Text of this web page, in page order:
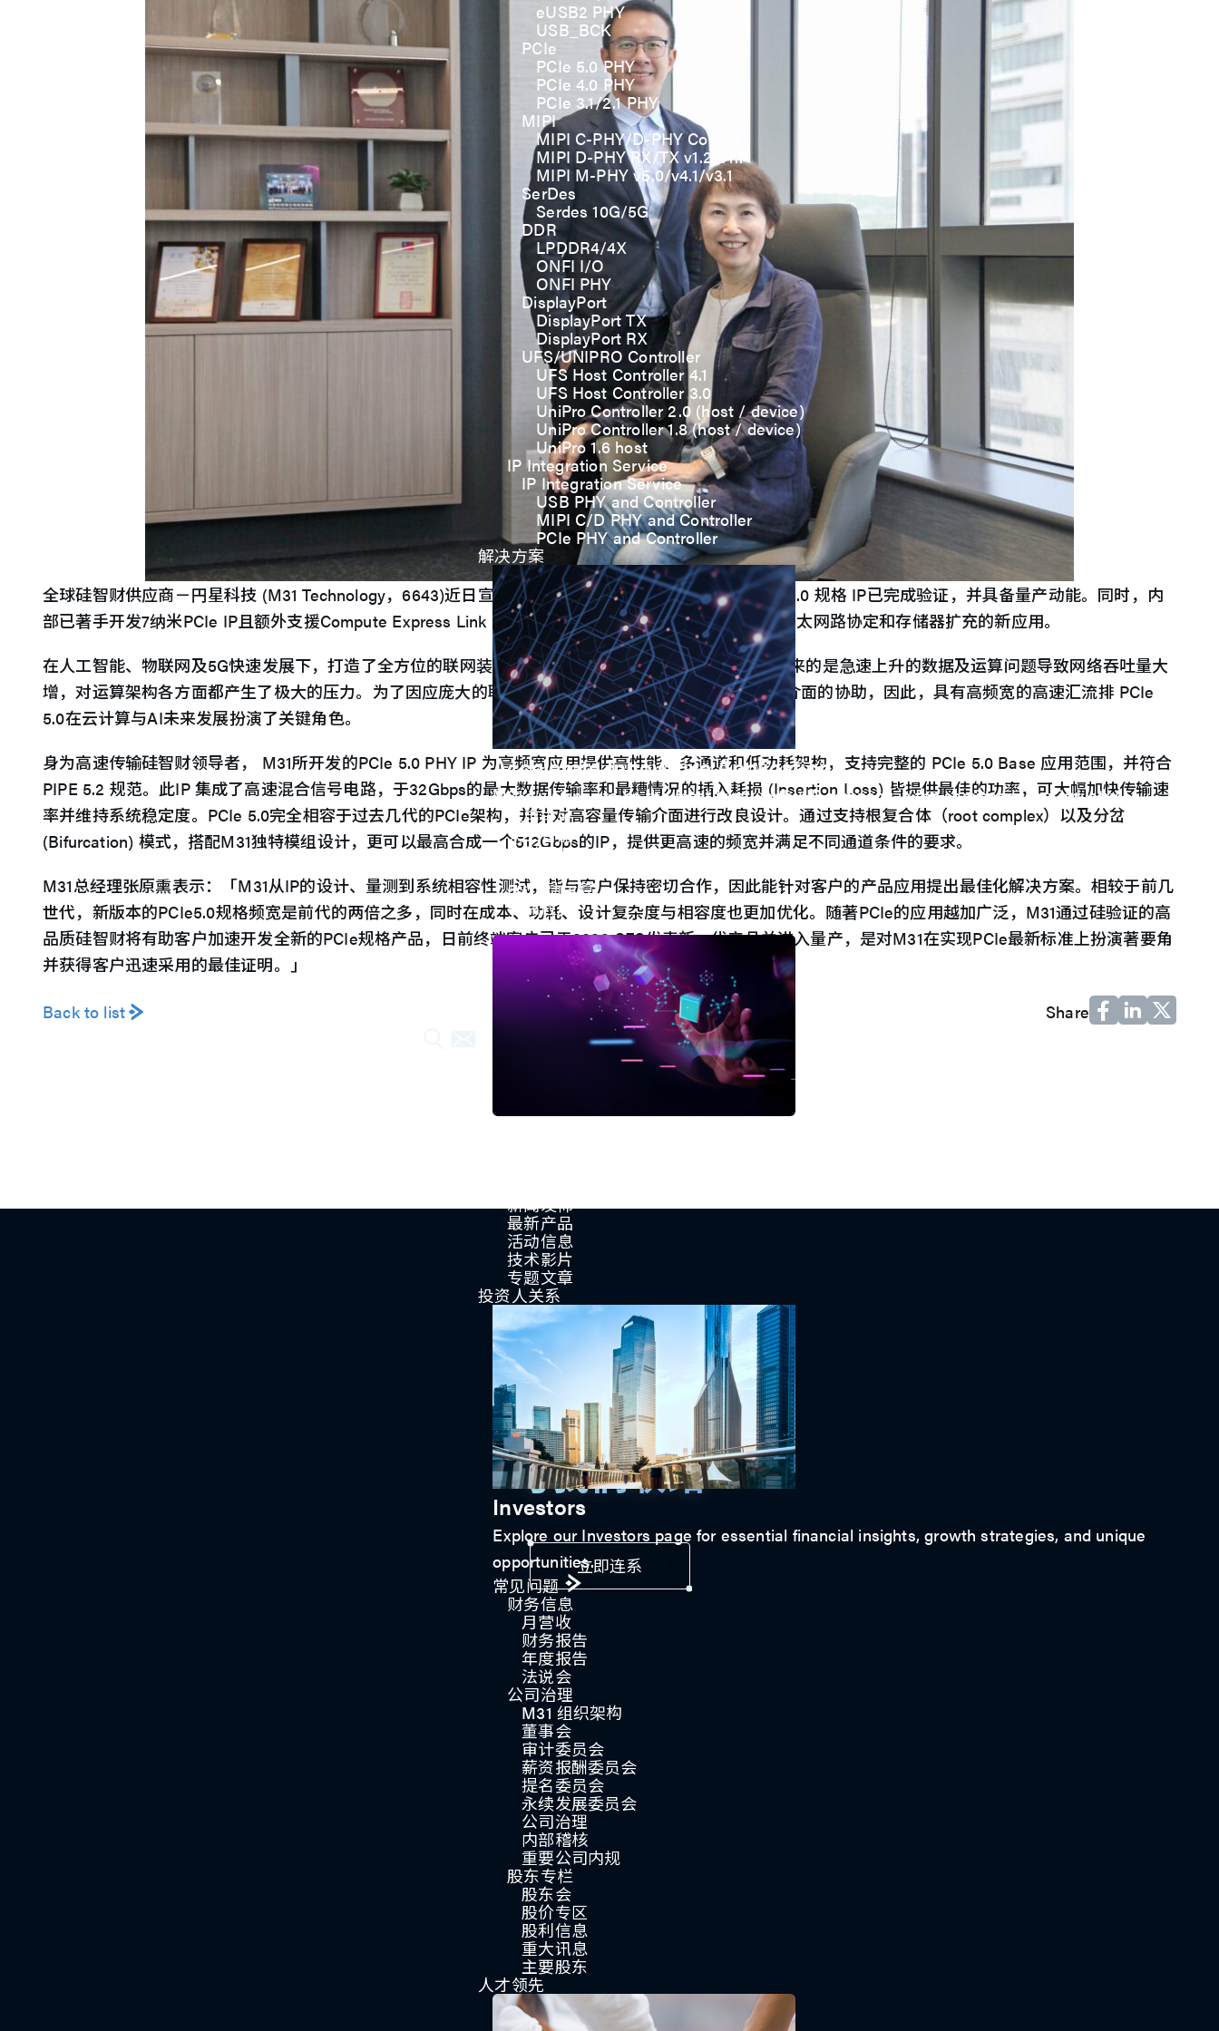
eUSB2 PHY
USB_BCK
PCIe
PCIe 5.0 PHY
PCIe 4.0 PHY
PCIe 3.1/2.1 PHY
MIPI
MIPI C-PHY/D-PHY Combo
MIPI D-PHY RX/TX v1.2/v1.1
MIPI M-PHY v5.0/v4.1/v3.1
SerDes
Serdes 10G/5G
DDR
LPDDR4/4X
ONFI I/O
ONFI PHY
DisplayPort
DisplayPort TX
DisplayPort RX
UFS/UNIPRO Controller
UFS Host Controller 4.1
UFS Host Controller 3.0
UniPro Controller 2.0 (host / device)
UniPro Controller 1.8 (host / device)
UniPro 1.6 host
IP Integration Service
IP Integration Service
USB PHY and Controller
MIPI C/D PHY and Controller
PCIe PHY and Controller
解决方案
Accelerate Innovative Applications
M31’s vision is to be the most trustworthy IP company in the semiconductor industry.
车用电子
人工智能
物联网 IoT
5G行动运算
存储应用
媒体中心
新闻发佈
最新产品
活动信息
技术影片
专题文章
投资人关系
Investors
Explore our Investors page for essential financial insights, growth strategies, and unique
opportunities.
常见问题
财务信息
月营收
财务报告
年度报告
法说会
公司治理
M31 组织架构
董事会
审计委员会
薪资报酬委员会
提名委员会
永续发展委员会
公司治理
内部稽核
重要公司内规
股东专栏
股东会
股价专区
股利信息
重大讯息
主要股东
人才领先
全球硅智财供应商－円星科技 (M31 Technology，6643)近日宣布12纳米制程的PCI Express (简称PCIe) 5.0 规格 IP已完成验证，并具备量产动能。同时，内
部已著手开发7纳米PCIe IP且额外支援Compute Express Link (CXL)功能，提供处理器互连、大范围的乙太网路协定和存储器扩充的新应用。
在人工智能、物联网及5G快速发展下，打造了全方位的联网装置、衍生出更多元的应用领域，但随之而来的是急速上升的数据及运算问题导致网络吞吐量大
增，对运算架构各方面都产生了极大的压力。为了因应庞大的联网和资料移转的需求，需要更高速传输介面的协助，因此，具有高频宽的高速汇流排 PCIe
5.0在云计算与AI未来发展扮演了关键角色。
身为高速传输硅智财领导者， M31所开发的PCIe 5.0 PHY IP 为高频宽应用提供高性能、多通道和低功耗架构，支持完整的 PCIe 5.0 Base 应用范围，并符合
PIPE 5.2 规范。此IP 集成了高速混合信号电路，于32Gbps的最大数据传输率和最糟情况的插入耗损 (Insertion Loss) 皆提供最佳的功率，可大幅加快传输速
率并维持系统稳定度。PCIe 5.0完全相容于过去几代的PCIe架构，并针对高容量传输介面进行改良设计。通过支持根复合体（root complex）以及分岔
(Bifurcation) 模式，搭配M31独特模组设计，更可以最高合成一个512Gbps的IP，提供更高速的频宽并满足不同通道条件的要求。
M31总经理张原熏表示：「M31从IP的设计、量测到系统相容性测试，皆与客户保持密切合作，因此能针对客户的产品应用提出最佳化解决方案。相较于前几
世代，新版本的PCIe5.0规格频宽是前代的两倍之多，同时在成本、功耗、设计复杂度与相容度也更加优化。随著PCIe的应用越加广泛，M31通过硅验证的高
品质硅智财将有助客户加速开发全新的PCIe规格产品，日前终端客户已于2022 CES发表新一代产品并进入量产，是对M31在实现PCIe最新标准上扮演著要角
并获得客户迅速采用的最佳证明。」
Back to list Share
与我们联络
立即连系